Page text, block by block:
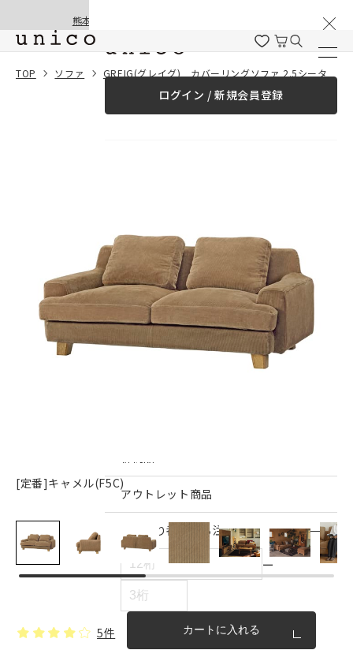
熊本地震の影響による配送遅延と停止について
ログイン / 新規会員登録
カーテン
ラグ
ファブリック雑貨
インテリア雑貨・その他
アウトレット商品
見積もり番号から注文する
ー
カートに入れる
TOP ソファ GREIG(グレイグ) カバーリングソファ 2.5シーター
一緒に購入する
[定番]キャメル(F5C)
5件